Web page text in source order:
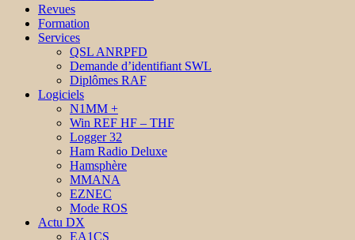
Revues
Formation
Services
QSL ANRPFD
Demande d’identifiant SWL
Diplômes RAF
Logiciels
N1MM +
Win REF HF – THF
Logger 32
Ham Radio Deluxe
Hamsphère
MMANA
EZNEC
Mode ROS
Actu DX
EA1CS